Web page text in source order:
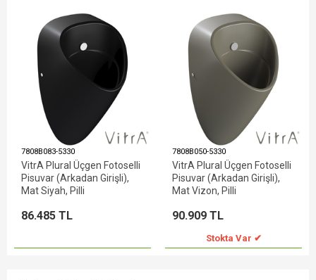
7808B083-5330
VitrA Plural Üçgen Fotoselli
Pisuvar (Arkadan Girişli),
Mat Siyah, Pilli
86.485 TL
7808B050-5330
VitrA Plural Üçgen Fotoselli
Pisuvar (Arkadan Girişli),
Mat Vizon, Pilli
90.909 TL
Stokta Var ✔